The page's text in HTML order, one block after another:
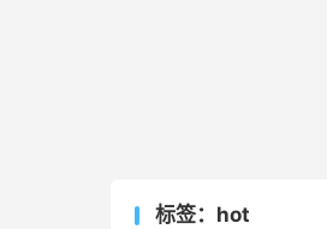
标签：hot